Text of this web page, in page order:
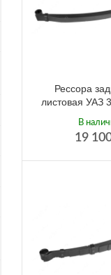
Рессора
листовая УАЗ
19
В